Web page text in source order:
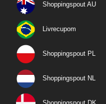
Shoppingspout AU
Livrecupom
Shoppingspout PL
Shoppingspout NL